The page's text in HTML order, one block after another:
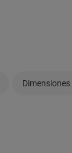
Dimensiones